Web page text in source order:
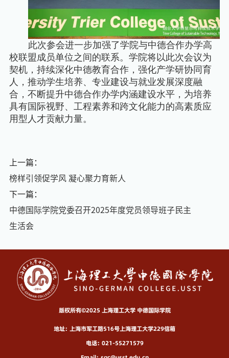
此次参会进一步加强了学院与中德合作办学高
校联盟成员单位之间的联系。学院将以此次会议为
契机，持续深化中德教育合作，强化产学研协同育
人，推动学生培养、专业建设与就业发展深度融
合，不断提升中德合作办学内涵建设水平，为培养
具有国际视野、工程素养和跨文化能力的高素质应
用型人才贡献力量。
上一篇：
榜样引领促学风 凝心聚力育新人
下一篇：
中德国际学院党委召开2025年度党员领导班子民主
生活会
版权所有©2025 上海理工大学 中德国际学院
地址：上海市军工路516号上海理工大学229信箱
电话：021-55271579